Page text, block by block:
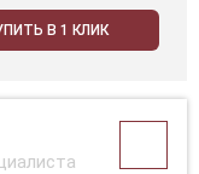
В 1 КЛИК